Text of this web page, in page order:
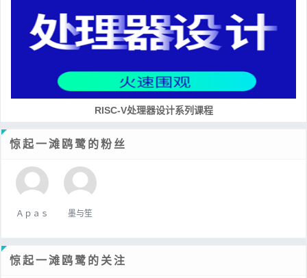
RISC-V处理器设计系列课程
惊起一滩鸥鹭的粉丝
Ａｐａｓ 墨与笙
惊起一滩鸥鹭的关注